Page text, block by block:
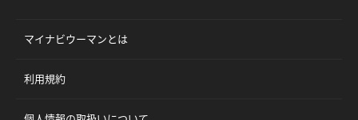
マイナビウーマンとは
利用規約